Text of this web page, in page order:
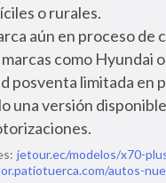
o rurales.
aún en proceso de
como Hyundai
posventa limitada en
una versión
jetour.ec/modelos/x70-
autos-